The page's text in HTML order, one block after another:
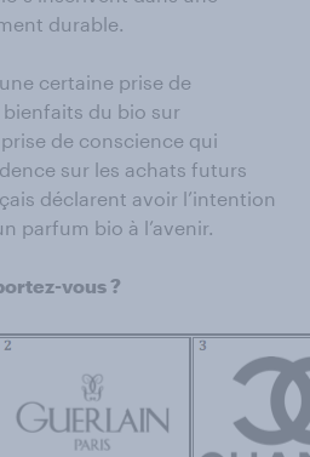
durable.
certaine prise de
du bio sur
de conscience qui
sur les achats futurs
déclarent avoir l’intention
parfum bio à l’avenir.
vous ?